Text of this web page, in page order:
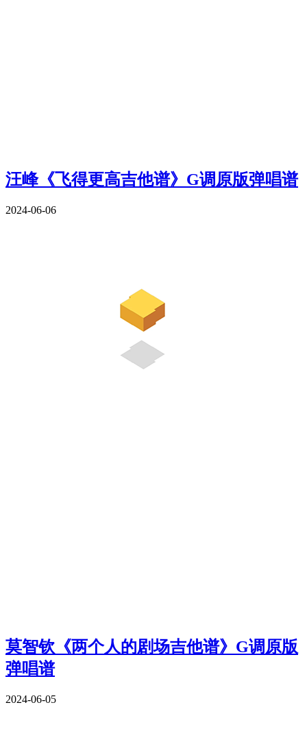
汪峰《飞得更高吉他谱》G调原版弹唱谱
2024-06-06
莫智钦《两个人的剧场吉他谱》G调原版
弹唱谱
2024-06-05